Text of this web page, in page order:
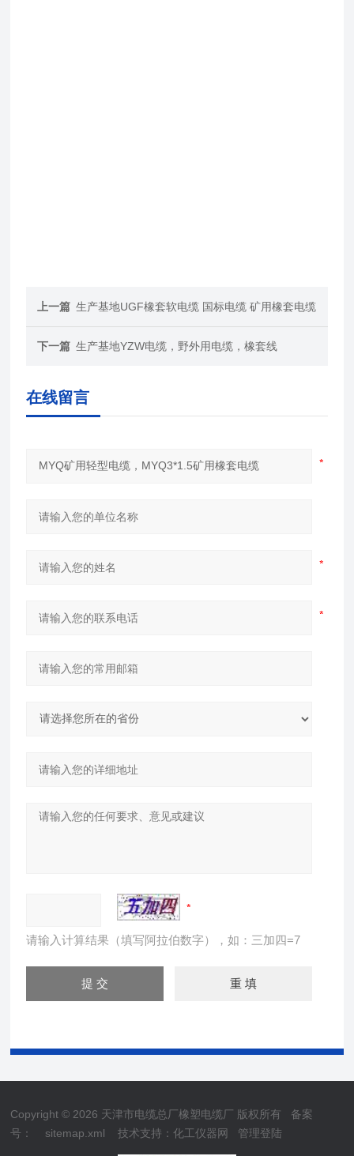
上一篇 生产基地UGF橡套软电缆 国标电缆 矿用橡套电缆
下一篇 生产基地YZW电缆，野外用电缆，橡套线
在线留言
请输入计算结果（填写阿拉伯数字），如：三加四=7
Copyright © 2026 天津市电缆总厂橡塑电缆厂 版权所有 备案
号：
sitemap.xml 技术支持：化工仪器网 管理登陆